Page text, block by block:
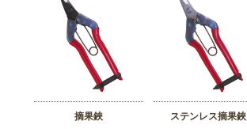
摘果鋏 ステンレス摘果鋏